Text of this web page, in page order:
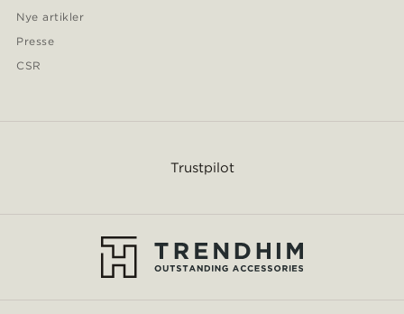
Nye artikler
Presse
CSR
Trustpilot